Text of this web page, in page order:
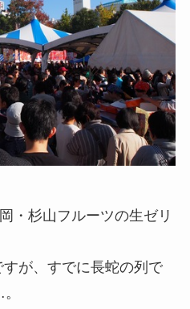
・杉山フルーツの生ゼリ
が、すでに長蛇の列で